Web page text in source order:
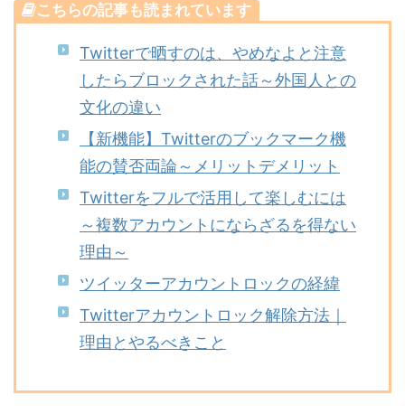
こちらの記事も読まれています
Twitterで晒すのは、やめなよと注意
したらブロックされた話～外国人との
文化の違い
【新機能】Twitterのブックマーク機
能の賛否両論～メリットデメリット
Twitterをフルで活用して楽しむには
～複数アカウントにならざるを得ない
理由～
ツイッターアカウントロックの経緯
Twitterアカウントロック解除方法｜
理由とやるべきこと